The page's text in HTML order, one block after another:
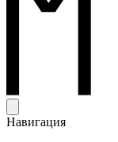
Навигация